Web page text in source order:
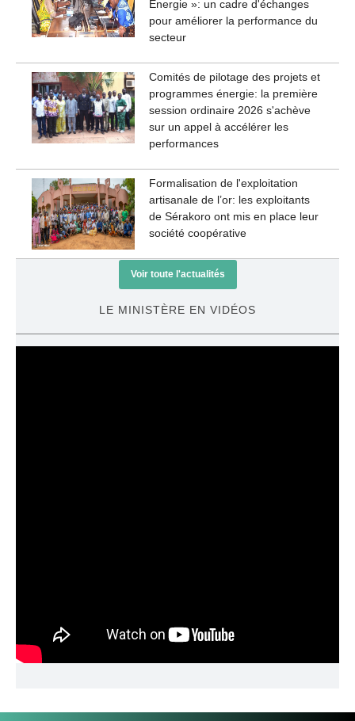
Énergie »: un cadre d'échanges
pour améliorer la performance du
secteur
Comités de pilotage des projets et
programmes énergie: la première
session ordinaire 2026 s'achève
sur un appel à accélérer les
performances
Formalisation de l'exploitation
artisanale de l’or: les exploitants
de Sérakoro ont mis en place leur
société coopérative
Voir toute l'actualités
LE MINISTÈRE EN VIDÉOS